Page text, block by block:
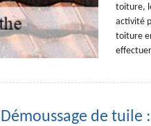
toiture,
activité
toiture
Démoussage de tuile